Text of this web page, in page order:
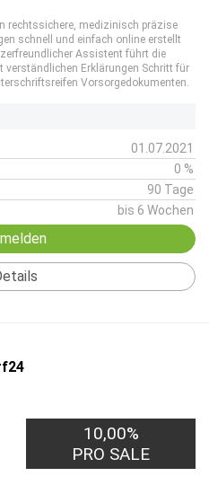
rechtssichere, medizinisch präzise
schnell und einfach online erstellt
Assistent führt die
Erklärungen Schritt für
Vorsorgedokumenten.
01.07.2021
0 %
90 Tage
bis 6 Wochen
10,00%
PRO SALE